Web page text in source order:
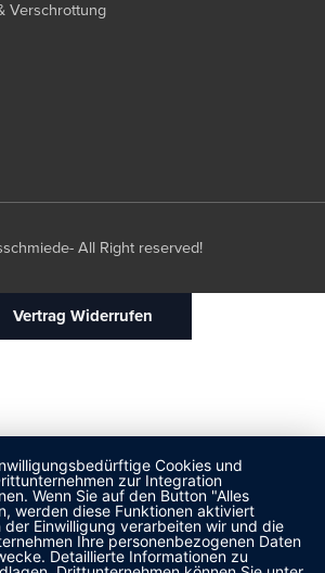
Verschrottung
All Right reserved!
Vertrag Widerrufen
Cookies und
zur Integration
Wenn Sie auf den Button "Alles
werden diese Funktionen aktiviert
der Einwilligung verarbeiten wir und die
Ihre personenbezogenen Daten
Detaillierte Informationen zu